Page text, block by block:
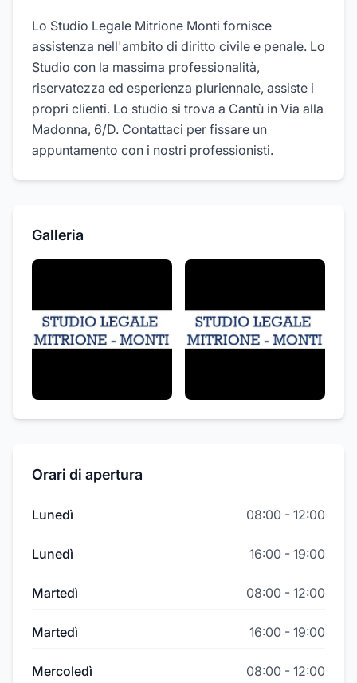
Lo Studio Legale Mitrione Monti fornisce
assistenza nell'ambito di diritto civile e penale. Lo
Studio con la massima professionalità,
riservatezza ed esperienza pluriennale, assiste i
propri clienti. Lo studio si trova a Cantù in Via alla
Madonna, 6/D. Contattaci per fissare un
appuntamento con i nostri professionisti.
Galleria
Orari di apertura
Lunedì 08:00 - 12:00
Lunedì 16:00 - 19:00
Martedì 08:00 - 12:00
Martedì 16:00 - 19:00
Mercoledì 08:00 - 12:00